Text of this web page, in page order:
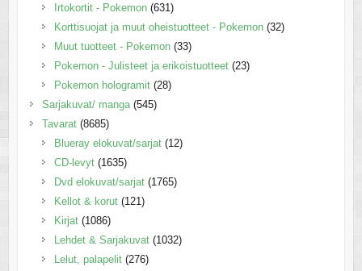
Irtokortit - Pokemon (631)
Korttisuojat ja muut oheistuotteet - Pokemon (32)
Muut tuotteet - Pokemon (33)
Pokemon - Julisteet ja erikoistuotteet (23)
Pokemon hologramit (28)
Sarjakuvat/ manga (545)
Tavarat (8685)
Blueray elokuvat/sarjat (12)
CD-levyt (1635)
Dvd elokuvat/sarjat (1765)
Kellot & korut (121)
Kirjat (1086)
Lehdet & Sarjakuvat (1032)
Lelut, palapelit (276)